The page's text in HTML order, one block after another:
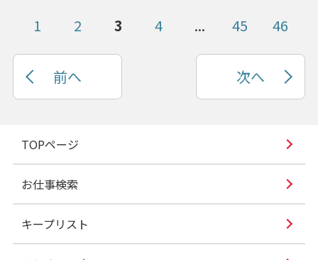
1 2 3 4 ... 45 46
前へ 次へ
TOPページ
お仕事検索
キープリスト